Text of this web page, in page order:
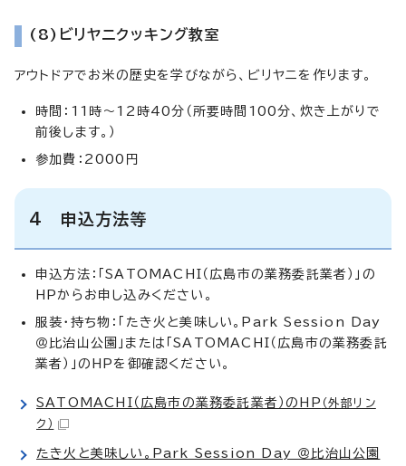
(8)ビリヤニクッキング教室
アウトドアでお米の歴史を学びながら、ビリヤニを作ります。
時間：11時～12時40分（所要時間100分、炊き上がりで
前後します。）
参加費：2000円
4 申込方法等
申込方法：「SATOMACHI（広島市の業務委託業者）」の
HPからお申し込みください。
服装・持ち物：「たき火と美味しい。Park Session Day
＠比治山公園」または「SATOMACHI（広島市の業務委託
業者）」のHPを御確認ください。
SATOMACHI（広島市の業務委託業者）のHP （外部リン
ク）
たき火と美味しい。Park Session Day ＠比治山公園